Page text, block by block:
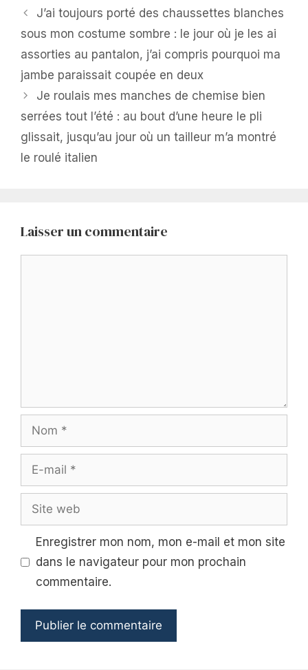
J’ai toujours porté des chaussettes blanches
sous mon costume sombre : le jour où je les ai
assorties au pantalon, j’ai compris pourquoi ma
jambe paraissait coupée en deux
Je roulais mes manches de chemise bien
serrées tout l’été : au bout d’une heure le pli
glissait, jusqu’au jour où un tailleur m’a montré
le roulé italien
Laisser un commentaire
Nom
mail
Site
web
Enregistrer mon nom, mon e-mail et mon site
dans le navigateur pour mon prochain
commentaire.